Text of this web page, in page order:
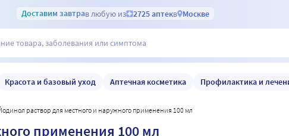
Доставим завтрав любую из 2725 аптекв Москве
Красота и базовый уход Аптечная косметика Профилактика и
Йодинол раствор для местного и наружного применения 100 мл
применения 100 мл